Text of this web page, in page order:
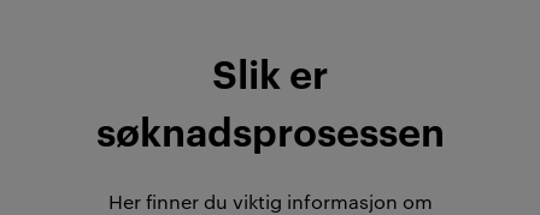
Slik er
søknadsprosessen
Her finner du viktig informasjon om